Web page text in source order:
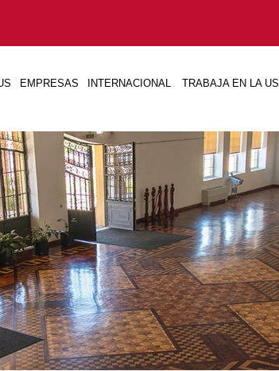
EMPRESAS INTERNACIONAL TRABAJA EN LA US